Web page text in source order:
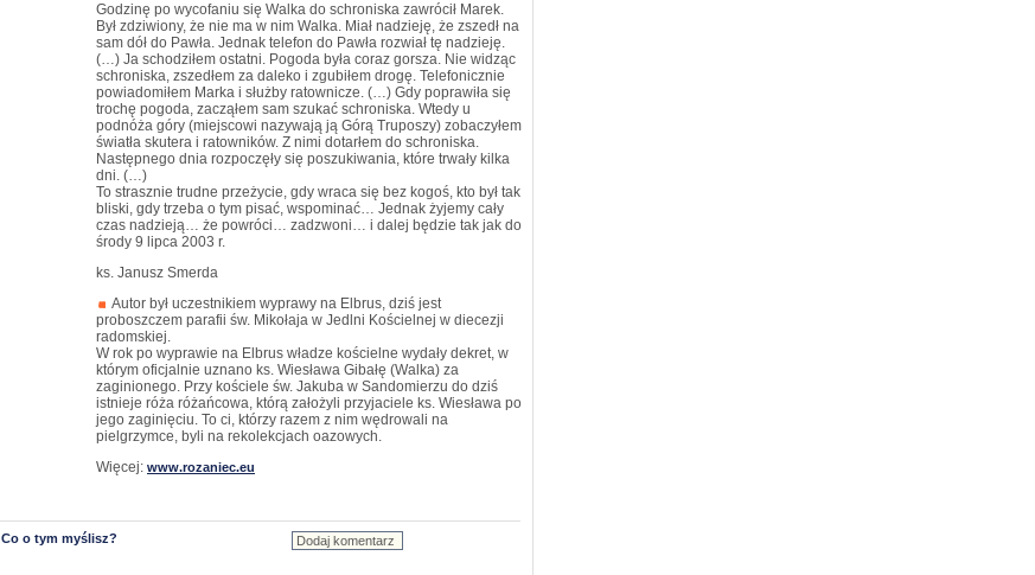
Godzinę po wycofaniu się Walka do schroniska zawrócił Marek.
Był zdziwiony, że nie ma w nim Walka. Miał nadzieję, że zszedł na
sam dół do Pawła. Jednak telefon do Pawła rozwiał tę nadzieję.
(…) Ja schodziłem ostatni. Pogoda była coraz gorsza. Nie widząc
schroniska, zszedłem za daleko i zgubiłem drogę. Telefonicznie
powiadomiłem Marka i służby ratownicze. (…) Gdy poprawiła się
trochę pogoda, zacząłem sam szukać schroniska. Wtedy u
podnóża góry (miejscowi nazywają ją Górą Truposzy) zobaczyłem
światła skutera i ratowników. Z nimi dotarłem do schroniska.
Następnego dnia rozpoczęły się poszukiwania, które trwały kilka
dni. (…)
To strasznie trudne przeżycie, gdy wraca się bez kogoś, kto był tak
bliski, gdy trzeba o tym pisać, wspominać… Jednak żyjemy cały
czas nadzieją… że powróci… zadzwoni… i dalej będzie tak jak do
środy 9 lipca 2003 r.
ks. Janusz Smerda
Autor był uczestnikiem wyprawy na Elbrus, dziś jest
proboszczem parafii św. Mikołaja w Jedlni Kościelnej w diecezji
radomskiej.
W rok po wyprawie na Elbrus władze kościelne wydały dekret, w
którym oficjalnie uznano ks. Wiesława Gibałę (Walka) za
zaginionego. Przy kościele św. Jakuba w Sandomierzu do dziś
istnieje róża różańcowa, którą założyli przyjaciele ks. Wiesława po
jego zaginięciu. To ci, którzy razem z nim wędrowali na
pielgrzymce, byli na rekolekcjach oazowych.
Więcej: www.rozaniec.eu
Co o tym myślisz?